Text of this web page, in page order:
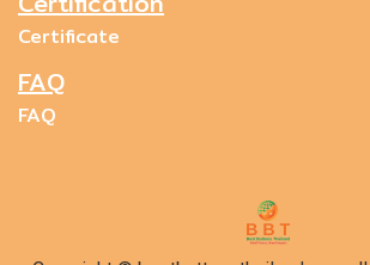
Certificate
FAQ
FAQ